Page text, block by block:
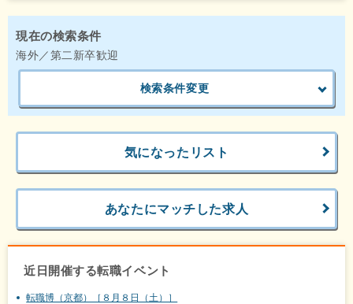
現在の検索条件
海外／第二新卒歓迎
検索条件変更
気になったリスト
あなたにマッチした求人
近日開催する転職イベント
転職博（京都）［８月８日（土）］